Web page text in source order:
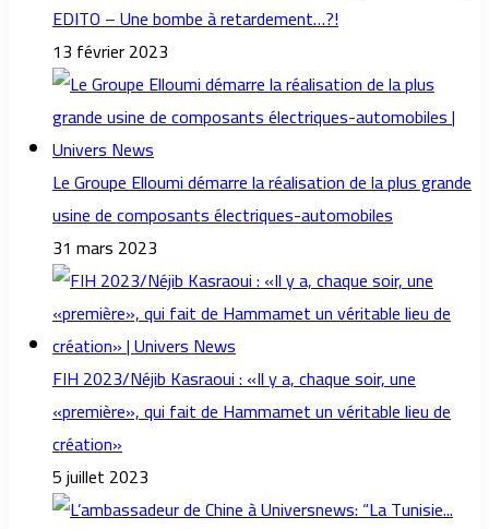
EDITO – Une bombe à retardement…?!
13 février 2023
Le Groupe Elloumi démarre la réalisation de la plus grande
usine de composants électriques-automobiles
31 mars 2023
FIH 2023/Néjib Kasraoui : «Il y a, chaque soir, une
«première», qui fait de Hammamet un véritable lieu de
création»
5 juillet 2023